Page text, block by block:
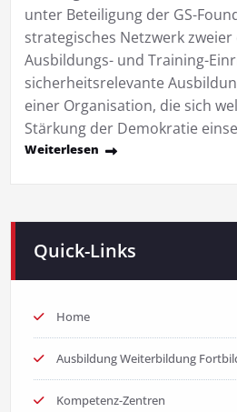
unter Beteiligung der GS-
strategisches Netzwerk
Ausbildungs- und Training-
sicherheitsrelevante
einer Organisation, die sich
Stärkung der Demokratie
Weiterlesen
Quick-Links
Home
Ausbildung Weiterbildung
Kompetenz-Zentren